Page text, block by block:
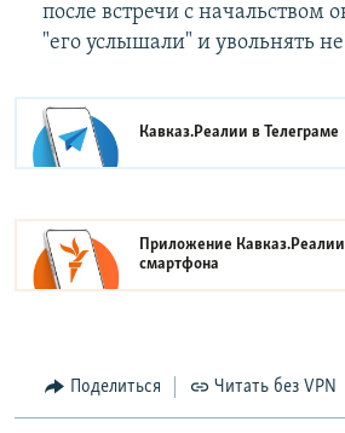
после встречи с начальством
"его услышали" и увольнять
Кавказ.Реалии вТелеграме
Приложение
смартфона
Поделиться Читать без VPN